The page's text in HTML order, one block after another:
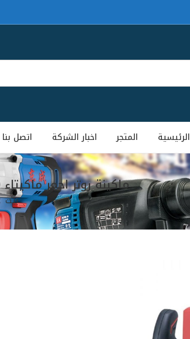
الرئيسية المتجر اخبار الشركة اتصل بنا
ماكينة روتر احمر ماكيتاء M3600/1650 وات –M3600B
بيت